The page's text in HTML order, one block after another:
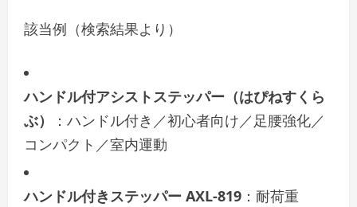
該当例（検索結果より）
ハンドル付アシストステッパー（はぴねすくら
ぶ）
：ハンドル付き／初心者向け／足腰強化／
コンパクト／室内運動
ハンドル付きステッパー AXL-819 ：耐荷重